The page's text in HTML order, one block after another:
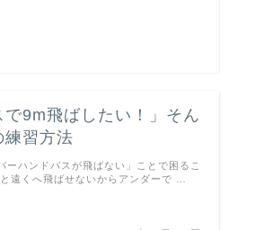
で9m飛ばしたい！」そん
練習方法
ーハンドパスが飛ばない」ことで困るこ
遠くへ飛ばせないからアンダーで …